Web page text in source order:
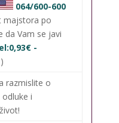
064/600-600
majstora po
da Vam se javi
-
)
razmislite o
i